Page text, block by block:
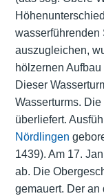
wasserführenden
auszugleichen,
hölzernen
Dieser
Wasserturms.
überliefert.
Nördlingen
1439). Am 17.
ab. Die
gemauert. Der an